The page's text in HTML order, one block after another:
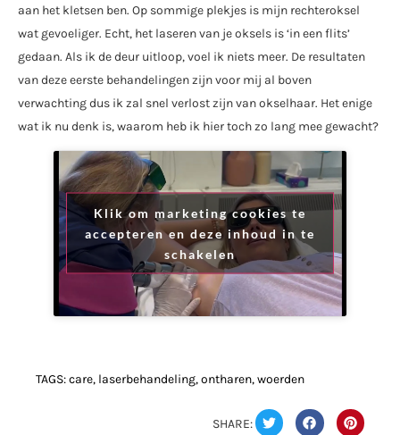
aan het kletsen ben. Op sommige plekjes is mijn rechteroksel
wat gevoeliger. Echt, het laseren van je oksels is ‘in een flits’
gedaan. Als ik de deur uitloop, voel ik niets meer. De resultaten
van deze eerste behandelingen zijn voor mij al boven
verwachting dus ik zal snel verlost zijn van okselhaar. Het enige
wat ik nu denk is, waarom heb ik hier toch zo lang mee gewacht?
Klik om marketing cookies te
accepteren en deze inhoud in te
schakelen
TAGS:care, laserbehandeling,ontharen,woerden
SHARE: